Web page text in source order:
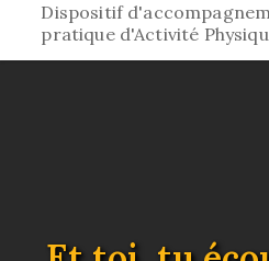
Dispositif
pratique d'Activité